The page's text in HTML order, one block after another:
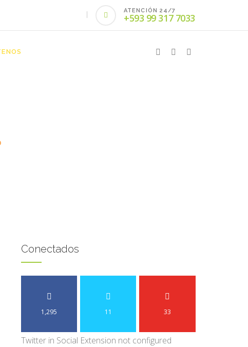
ATENCIÓN 24/7
+593 99 317 7033
Conectados
1,295 11 33
Twitter in Social Extension not configured